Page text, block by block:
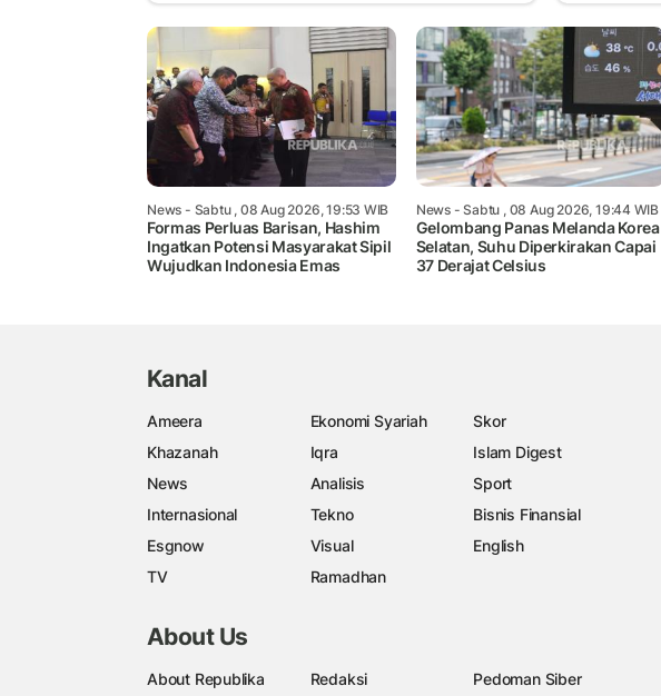
News - Sabtu , 08 Aug 2026, 19:53 WIB
Formas Perluas Barisan, Hashim
Ingatkan Potensi Masyarakat Sipil
Wujudkan Indonesia Emas
News- Sabtu , 08 Aug 2026, 19:44 WIB
Gelombang Panas Melanda Korea
Selatan, Suhu Diperkirakan Capai
37 Derajat Celsius
Kanal
Ameera Ekonomi Syariah
Skor
Khazanah
Iqra
Islam Digest
News
Analisis
Sport
Internasional
Tekno
Bisnis Finansial
Esgnow
Visual
English
TV
Ramadhan
About Us
About Republika Redaksi Pedoman Siber